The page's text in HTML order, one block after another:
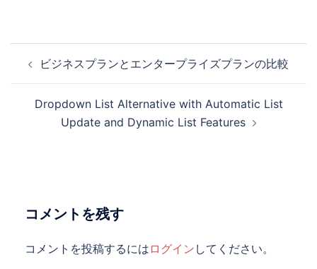
ン
ビジネスプランとエンタープライズプランの比較
Dropdown List Alternative with Automatic List
Update and Dynamic List Features
コメントを残す
コメントを投稿するには ログイン してください。